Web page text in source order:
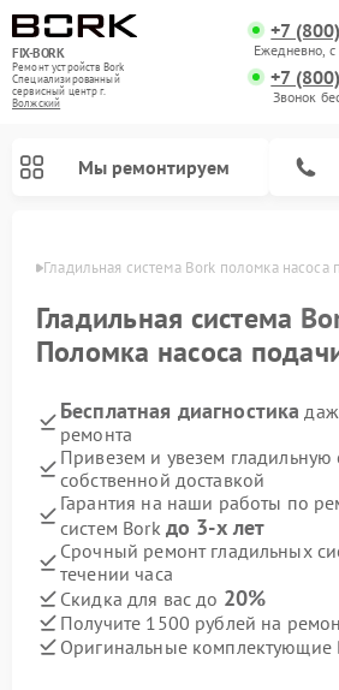
FIX-BORK
Ремонт устройств Bork
Специализированный
cервисный центр г.
Волжский
+7
Ежедневно,
+7
Звонок
Мы ремонтируем
Гладильная система Bork поломка насоса
Гладильная система
Поломка насоса
Бесплатная диагностика
ремонта
Привезем и увезем гладильную
собственной доставкой
Гарантия на наши работы по
систем Bork до 3-х лет
Срочный ремонт гладильных
течении часа
Скидка для вас до 20%
Получите 1500 рублей на
Оригинальные комплектующие